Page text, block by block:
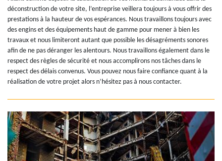
déconstruction de votre site, l’entreprise veillera toujours à vous offrir des
prestations à la hauteur de vos espérances. Nous travaillons toujours avec
des engins et des équipements haut de gamme pour mener à bien les
travaux et nous limiteront autant que possible les désagréments sonores
afin de ne pas déranger les alentours. Nous travaillons également dans le
respect des règles de sécurité et nous accomplirons nos tâches dans le
respect des délais convenus. Vous pouvez nous faire confiance quant à la
réalisation de votre projet alors n’hésitez pas à nous contacter.